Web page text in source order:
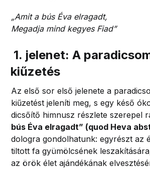
„Amit a bús Éva elragadt,
Megadja mind kegyes Fiad”
1. jelenet: A
kiűzetés
Az első sor első jelenete a
kiűzetést jeleníti meg, s egy késő
dicsőítő himnusz részlete szerepel
bús Éva elragadt” (quod Heva
dologra gondolhatunk: egyrészt az
tiltott fa gyümölcsének
az örök élet ajándékának